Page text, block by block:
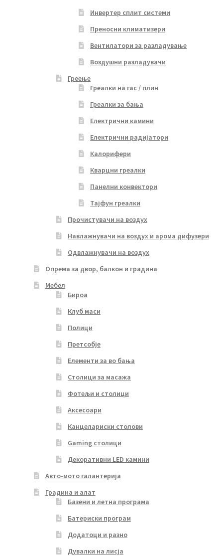
Инвертер сплит системи
Преносни климатизери
Вентилатори за разладување
Воздушни разладувачи
Греење
Греалки на гас / плин
Греалки за бања
Електрични камини
Електрични радијатори
Калорифери
Кварцни греалки
Панелни конвектори
Тајфун греалки
Прочистувачи на воздух
Навлажнувачи на воздух и арома дифузери
Одвлажнувачи на воздух
Опрема за двор, балкон и градина
Мебел
Бироа
Клуб маси
Полици
Претсобје
Елементи за во бања
Столици за масажа
Фотељи и столици
Аксесоари
Канцелариски столови
Gaming столици
Декоративни LED камини
Авто-мото галантерија
Градина и алат
Базени и летна програма
Батериски програм
Додатоци и разно
Дувалки на лисја